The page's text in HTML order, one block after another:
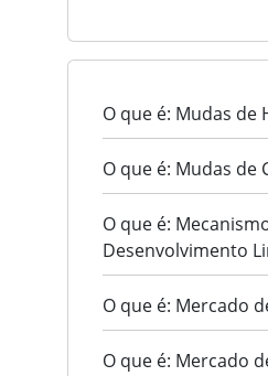
O que é: Mudas de
O que é: Mudas de
O que é:
Desenvolvimento
O que é: Mercado
O que é: Mercado